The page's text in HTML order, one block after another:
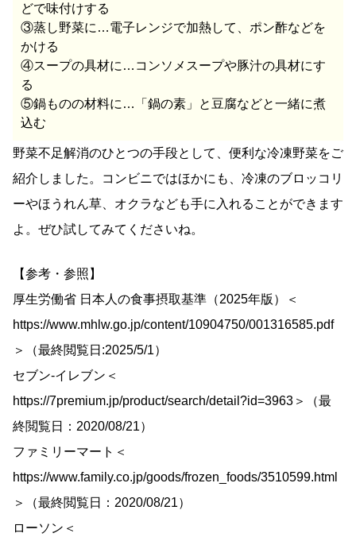
どで味付けする
③蒸し野菜に…電子レンジで加熱して、ポン酢などを
かける
④スープの具材に…コンソメスープや豚汁の具材にす
る
⑤鍋ものの材料に…「鍋の素」と豆腐などと一緒に煮
込む
野菜不足解消のひとつの手段として、便利な冷凍野菜をご
紹介しました。コンビニではほかにも、冷凍のブロッコリ
ーやほうれん草、オクラなども手に入れることができます
よ。ぜひ試してみてくださいね。
【参考・参照】
厚生労働省 日本人の食事摂取基準（2025年版）＜
https://www.mhlw.go.jp/content/10904750/001316585.pdf
＞（最終閲覧日:2025/5/1）
セブン-イレブン＜
https://7premium.jp/product/search/detail?id=3963＞（最
終閲覧日：2020/08/21）
ファミリーマート＜
https://www.family.co.jp/goods/frozen_foods/3510599.html
＞（最終閲覧日：2020/08/21）
ローソン＜